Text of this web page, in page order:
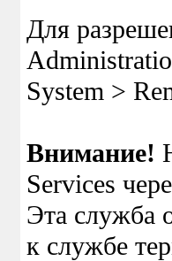
Для
System >
Внимание!
Services
Эта служба
к службе